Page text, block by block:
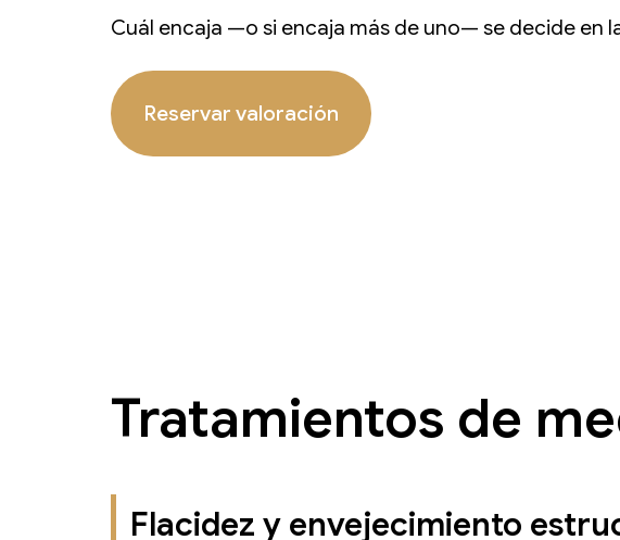
Cuál encaja —o si encaja más de uno— se decide en
Reservar valoración
Tratamientos de
Flacidez y envejecimiento